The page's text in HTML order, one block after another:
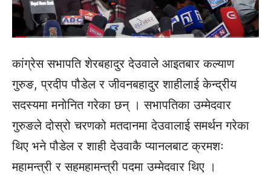
कांग्रेस सभापति शेरबहादुर देउवाले आइतबार कल्याण
गुरुङ, प्रदीप पौडेल र जीवनबहादुर शाहीलाई केन्द्रीय
सदस्यमा मनोनित गरेका छन् । सभापतिका उम्मेदवार
गुरुङले दोस्रो चरणको मतदानमा देउवालाई समर्थन गरेका
थिए भने पौडेल र शाही देउवाकै प्यानलबाट क्रमशः
महामन्त्री र सहमहामन्त्री पदमा उम्मेदवार थिए ।